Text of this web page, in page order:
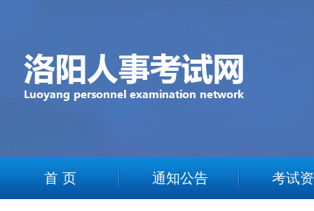
首 页 通知公告 考试